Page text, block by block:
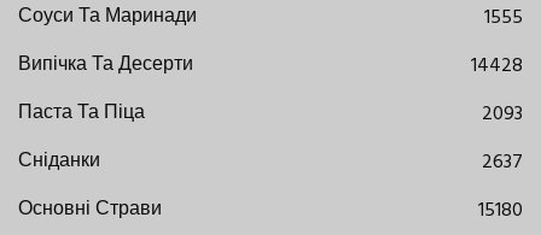
Соуси Та Маринади
1555
Випічка Та Десерти
14428
Паста Та Піца
2093
Сніданки
2637
Основні Страви
15180